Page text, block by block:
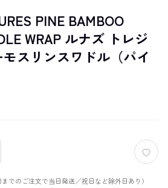
PINE BAMBOO
WRAP ルナズ トレジ
スリンスワドル（パイ
までのご注文で当日発送／祝日など除外日あり）